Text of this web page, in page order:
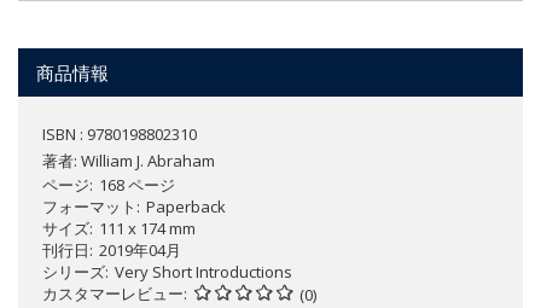
商品情報
ISBN : 9780198802310
著者: William J. Abraham
ページ 168 ページ
フォーマット
Paperback
サイズ 111 x 174 mm
刊行日 2019年04月
シリーズ Very Short Introductions
カスタマーレビュー
(0)